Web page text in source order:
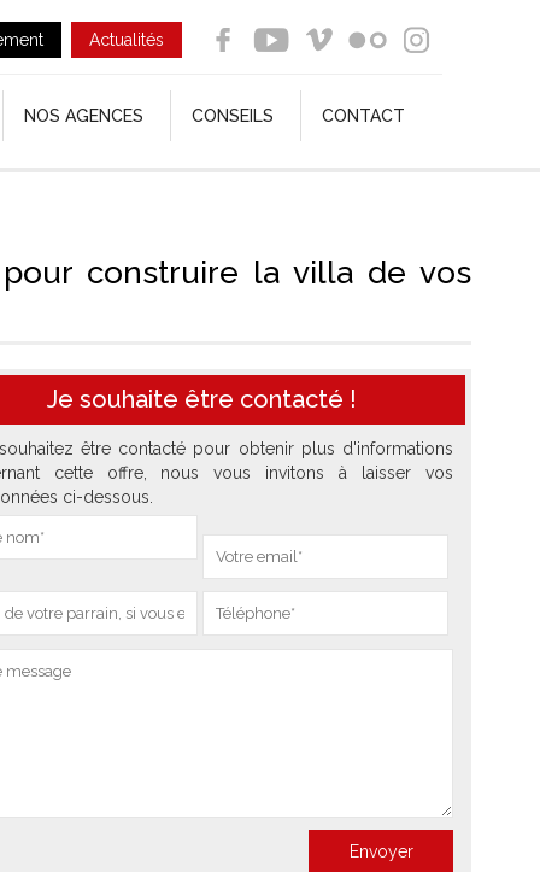
Actualités
NOS AGENCES CONSEILS CONTACT
construire la villa de vos
Je souhaite être contacté !
être contacté pour obtenir plus d'informations
cette offre, nous vous invitons à laisser vos
ci-dessous.